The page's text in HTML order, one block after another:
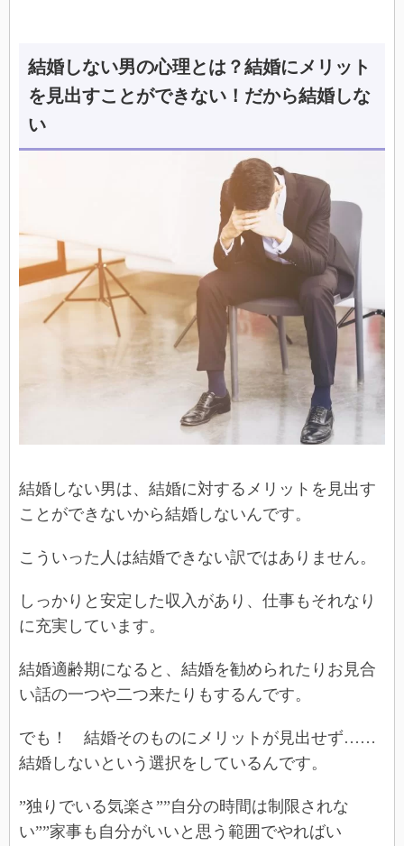
結婚しない男の心理とは？結婚にメリット
を見出すことができない！だから結婚しな
い
結婚しない男は、結婚に対するメリットを見出す
ことができないから結婚しないんです。
こういった人は結婚できない訳ではありません。
しっかりと安定した収入があり、仕事もそれなり
に充実しています。
結婚適齢期になると、結婚を勧められたりお見合
い話の一つや二つ来たりもするんです。
でも！ 結婚そのものにメリットが見出せず……
結婚しないという選択をしているんです。
”独りでいる気楽さ””自分の時間は制限されな
い””家事も自分がいいと思う範囲でやればい